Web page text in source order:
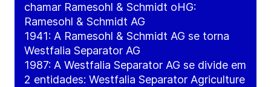
chamar Ramesohl & Schmidt oHG:
Ramesohl & Schmidt AG
1941: A Ramesohl & Schmidt AG se torna
Westfalia Separator AG
1987: A Westfalia Separator AG se divide em
2 entidades: Westfalia Separator Agriculture